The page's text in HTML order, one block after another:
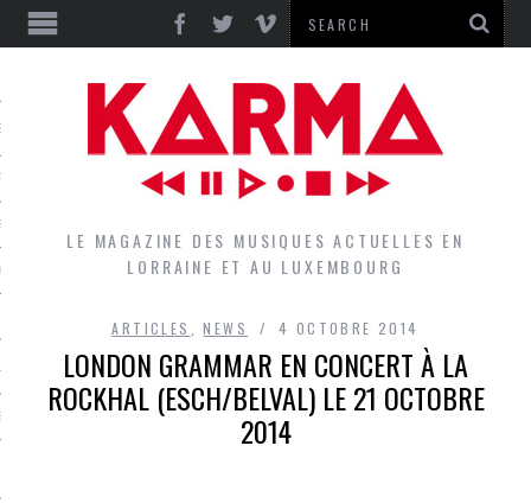
GROUPES DU LOCAL
LE MAGAZINE DES MUSIQUES ACTUELLES EN
LORRAINE ET AU LUXEMBOURG
ARTICLES ,NEWS 4 OCTOBRE 2014
LONDON GRAMMAR EN CONCERT À LA
ROCKHAL (ESCH/BELVAL) LE 21 OCTOBRE
2014